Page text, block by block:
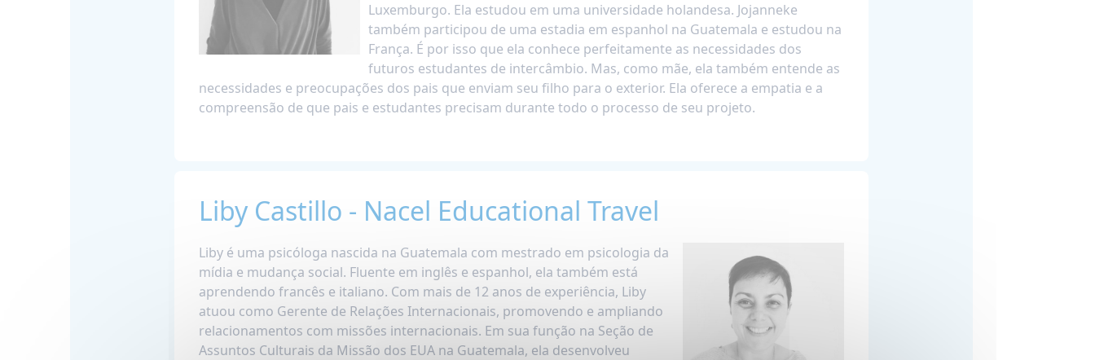
Luxemburgo. Ela estudou em uma universidade holandesa. Jojanneke
também participou de uma estadia em espanhol na Guatemala e estudou na
França. É por isso que ela conhece perfeitamente as necessidades dos
futuros estudantes de intercâmbio. Mas, como mãe, ela também entende as
necessidades e preocupações dos pais que enviam seu filho para o exterior. Ela oferece a empatia e a
compreensão de que pais e estudantes precisam durante todo o processo de seu projeto.
Liby Castillo - Nacel Educational Travel
Liby é uma psicóloga nascida na Guatemala com mestrado em psicologia da
mídia e mudança social. Fluente em inglês e espanhol, ela também está
aprendendo francês e italiano. Com mais de 12 anos de experiência, Liby
atuou como Gerente de Relações Internacionais, promovendo e ampliando
relacionamentos com missões internacionais. Em sua função na Seção de
Assuntos Culturais da Missão dos EUA na Guatemala, ela desenvolveu